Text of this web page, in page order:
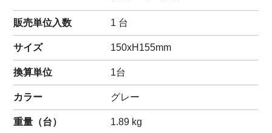
販売単位入数 1 台
サイズ 150xH155mm
換算単位 1台
カラー グレー
重量（台） 1.89 kg